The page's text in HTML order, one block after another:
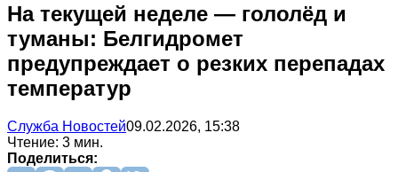
На текущей неделе — гололёд и
туманы: Белгидромет
предупреждает о резких перепадах
температур
Служба Новостей09.02.2026, 15:38
Чтение: 3 мин.
Поделиться: